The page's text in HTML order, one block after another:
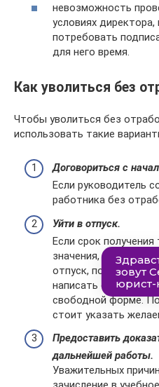
невозможность
условиях
потребовать
для него время.
Как уволиться без
Чтобы уволиться без
использовать такие
Договориться с
Если руководитель
работника без
Уйти в отпуск.
Если срок
значения, можно
отпуск, после чего
написать
свободной форме.
стоит указать
Предоставить
дальнейшей работы.
Уважительных